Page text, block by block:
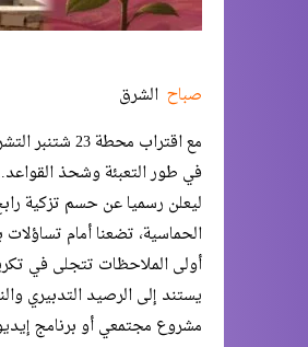
صباح الشرق
​مع اقتراب
في طور التعبئة وشحذ
ليعلن رسميا عن حسم تزكية رابح
الحماسية، تضعنا أمام
​أولى الملاحظات تتجلى في
يستند إلى الرصيد التدبيري
مشروع مجتمعي أو برنامج